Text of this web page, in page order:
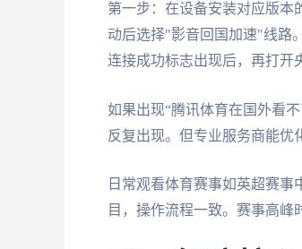
第一步：在设备安装对应版本
动后选择"影音回国加速"线路
连接成功标志出现后，再打开
如果出现“腾讯体育在国外看
反复出现。但专业服务商能优
日常观看体育赛事如英超赛
目，操作流程一致。赛事高峰